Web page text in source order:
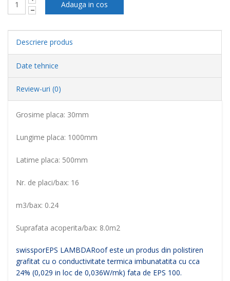
Descriere produs
Date tehnice
Review-uri (0)
Grosime placa: 30mm
Lungime placa: 1000mm
Latime placa: 500mm
Nr. de placi/bax: 16
m3/bax: 0.24
Suprafata acoperita/bax: 8.0m2
swissporEPS LAMBDARoof este un produs din polistiren
grafitat cu o conductivitate termica imbunatatita cu cca
24% (0,029 in loc de 0,036W/mk) fata de EPS 100.